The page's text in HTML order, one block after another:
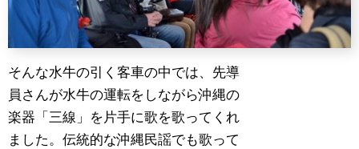
そんな水牛の引く客車の中では、先導
員さんが水牛の運転をしながら沖縄の
楽器「三線」を片手に歌を歌ってくれ
ました。伝統的な沖縄民謡でも歌って